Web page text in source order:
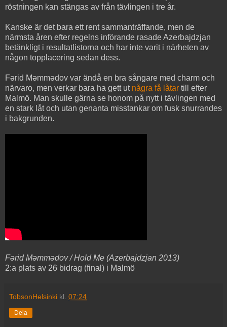
röstningen kan stängas av från tävlingen i tre år.
Kanske är det bara ett rent sammanträffande, men de
närmsta åren efter regelns införande rasade Azerbajdzjan
betänkligt i resultatlistorna och har inte varit i närheten av
någon topplacering sedan dess.
Fərid Məmmədov var ändå en bra sångare med charm och
närvaro, men verkar bara ha gett ut några få låtar till efter
Malmö. Man skulle gärna se honom på nytt i tävlingen med
en stark låt och utan genanta misstankar om fusk snurrandes
i bakgrunden.
Fərid Məmmədov / Hold Me (Azerbajdzjan 2013)
2:a plats av 26 bidrag (final) i Malmö
TobsonHelsinki kl. 07:24
Dela